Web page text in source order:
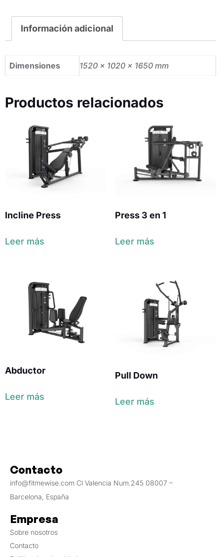
Información adicional
Dimensiones 1520 × 1020 × 1650 mm
Productos relacionados
Incline Press
Leer más
Press 3 en 1
Leer más
Abductor
Leer más
Pull Down
Leer más
Contacto
info@fitmewise.com Cl Valencia Num.245 08007 –
Barcelona, España
Empresa
Sobre nosotros
Contacto